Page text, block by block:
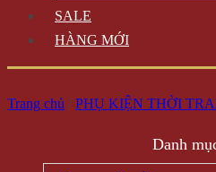
SALE
HÀNG MỚI
Trang chủ / PHỤ KIỆN THỜI
Danh